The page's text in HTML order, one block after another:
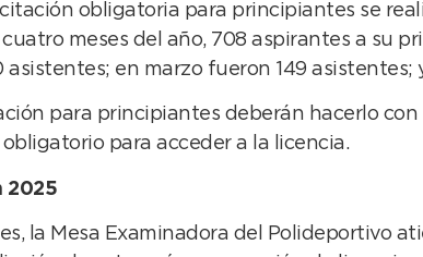
obligatoria para principiantes se
meses del año, 708 aspirantes a su
en marzo fueron 149 asistentes;
para principiantes deberán hacerlo
para acceder a la licencia.
2025
la Mesa Examinadora del Polideportivo